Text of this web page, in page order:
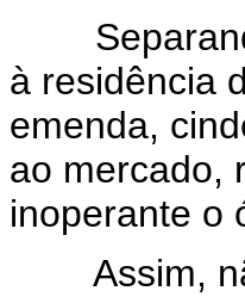
à residência
emenda,
ao mercado,
inoperante o
Assim,